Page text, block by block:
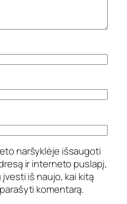
naršyklėje išsaugoti
ir interneto puslapį,
iš naujo, kai kitą
komentarą.